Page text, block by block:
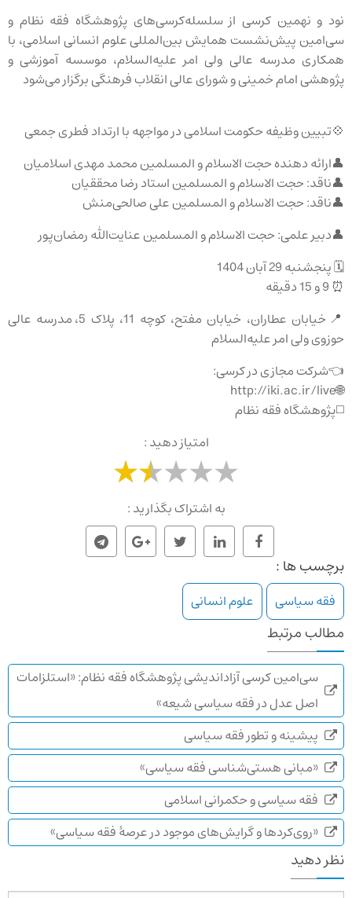
نود و نهمین کرسی از سلسله‌کرسی‌های پژوهشگاه فقه نظام و
سی‌امین پیش‌نشست همایش بین‌المللی علوم انسانی اسلامی، با
همکاری مدرسه عالی ولی امر علیه‌السلام، موسسه آموزشی و
پژوهشی امام خمینی و شورای عالی انقلاب فرهنگی برگزار می‌شود
💠تبیین وظیفه حکومت اسلامی در مواجهه با ارتداد فطری جمعی
👤ارائه دهنده حجت الاسلام و المسلمین محمد مهدی اسلامیان
👤ناقد: حجت الاسلام و المسلمین استاد رضا محققیان
👤ناقد: حجت الاسلام و المسلمین علی صالحی‌منش
👤دبیر علمی: حجت الاسلام و المسلمین عنایت‌الله رمضان‌پور
🗓 پنجشنبه 29 آبان 1404
⏰ 9 و 15 دقیقه
📍خیابان عطاران، خیابان مفتح، کوچه 11، پلاک 5، مدرسه عالی
حوزوی ولی امر علیه‌السلام
👈شرکت مجازی در کرسی:
🌐http://iki.ac.ir/live
◻️پژوهشگاه فقه نظام
امتیاز دهید :
به اشتراک بگذارید :
برچسب ها :
فقه سیاسی علوم انسانی
مطالب مرتبط
سی‌امین کرسی آزاداندیشی پژوهشگاه فقه نظام: «استلزامات
اصل عدل در فقه سیاسی شیعه»
پیشینه و تطور فقه سیاسی
«مبانی هستی‌شناسی فقه سیاسی»
فقه سیاسی و حکمرانی اسلامی
«روی‌کردها و گرایش‌های موجود در عرصهٔ فقه سیاسی»
نظر دهید